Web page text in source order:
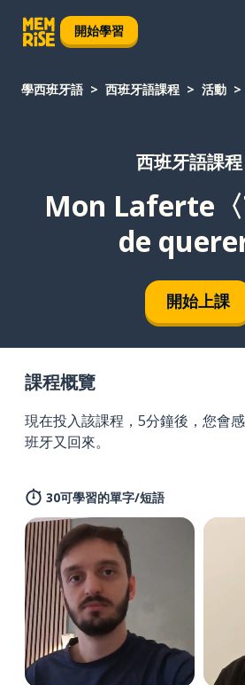
開始學習
學西班牙語 西班牙語課程 活動
西班牙語課程
Mon Laferte
de querer
開始上課
課程概覽
現在投入該課程，5分鐘後，您會
班牙又回來。
30可學習的單字/短語